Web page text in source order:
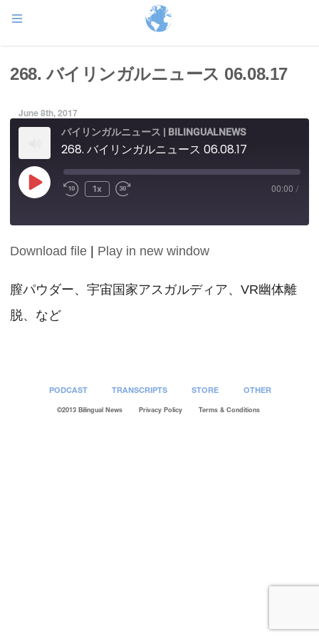
268. バイリンガルニュース 06.08.17
June 8th, 2017
バイリンガルニュース | BILINGUALNEWS
268. バイリンガルニュース 06.08.17
Play
Episode
1x 00:00 /
SHARE
LINK
EMBED
Download file Play in new window
膣パウダー、宇宙国家アスガルディア、VR幽体離
脱、など
PODCAST TRANSCRIPTS STORE OTHER
©2013 Bilingual News Privacy Policy Terms & Conditions